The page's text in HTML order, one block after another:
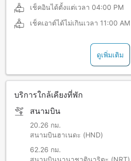
เช็คอินได้ตั้งแต่เวลา 04:00 PM
เช็คเอาต์ได้ไม่เกินเวลา 11:00 AM
ดูเพิ่มเติม
บริการใกล้เคียงที่พัก
สนามบิน
20.26 กม.
สนามบินฮาเนดะ (HND)
62.26 กม.
สนามบินนานาชาตินาริตะ (NRT)